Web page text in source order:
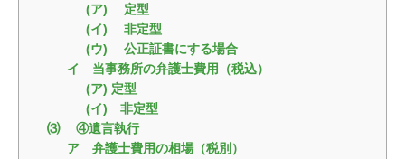
(ア) 定型
(イ) 非定型
(ウ) 公正証書にする場合
イ 当事務所の弁護士費用（税込）
(ア) 定型
(イ) 非定型
⑶ ④遺言執行
ア 弁護士費用の相場（税別）